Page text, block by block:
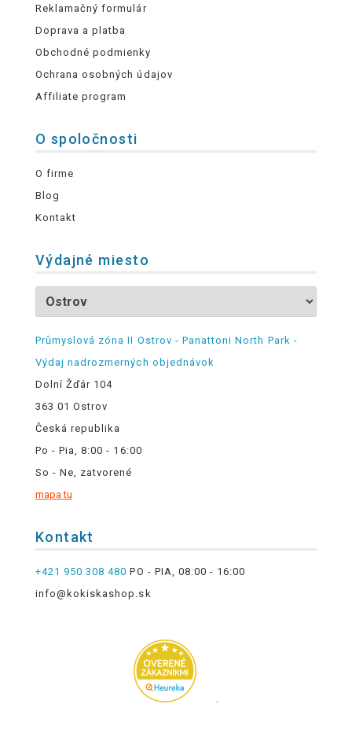
Reklamačný formulár
Doprava a platba
Obchodné podmienky
Ochrana osobných údajov
Affiliate program
O spoločnosti
O firme
Blog
Kontakt
Výdajné miesto
Průmyslová zóna II Ostrov - Panattoni North Park -
Výdaj nadrozmerných objednávok
Dolní Žďár 104
363 01 Ostrov
Česká republika
Po - Pia, 8:00 - 16:00
So - Ne, zatvorené
mapa tu
Kontakt
+421 950 308 480 PO - PIA, 08:00 - 16:00
info@kokiskashop.sk
.